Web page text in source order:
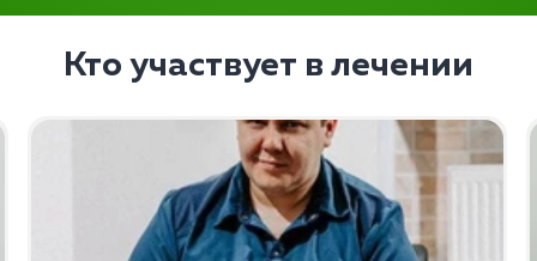
Кто участвует в лечении